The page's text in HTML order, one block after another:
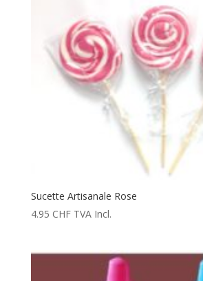
Sucette Artisanale Rose
4.95 CHF TVA Incl.